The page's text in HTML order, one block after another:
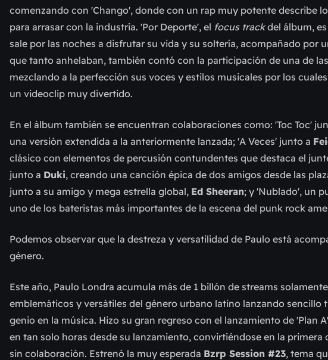
comenzando con 'Chango', donde con un rap muy potente describe
para arrasar con la industria. 'Por Deporte', el focus trackdel álbum,
sale por las noches a disfrutar su vida y su soltería, acompañado por
que tanto anhelaban, también contó con la participación de una de
mezclando a la perfección sus voces y estilos musicales por los
un videoclip muy divertido.
En el álbum también se encuentran colaboraciones como: 'Toc Toc'
una versión extendida a la anteriormente lanzada; 'A Veces' junto a
clásico con elementos de percusión contundentes que destaca el
junto a Duki, creando una canción épica de dos amigos desde las
junto a su amigo y mega estrella global, Ed Sheeran; y 'Nublado', un
uno de los bateristas más importantes de la escena del punk rock
Podemos observar que la destreza y versatilidad de Paulo está
género.
Este año, Paulo Londra acumula más de 1 billón de streams
emblemáticos y versátiles del género urbano latino lanzando
genio en la música. Hizo su gran regreso con el lanzamiento de 'Plan
en tan solo horas desde su lanzamiento, convirtiéndose en la
sin colaboración. Estrenó la muy esperada Bzrp Session #23, tema